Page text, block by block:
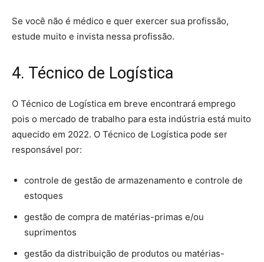
Se você não é médico e quer exercer sua profissão,
estude muito e invista nessa profissão.
4. Técnico de Logística
O Técnico de Logística em breve encontrará emprego
pois o mercado de trabalho para esta indústria está muito
aquecido em 2022. O Técnico de Logística pode ser
responsável por:
controle de gestão de armazenamento e controle de
estoques
gestão de compra de matérias-primas e/ou
suprimentos
gestão da distribuição de produtos ou matérias-